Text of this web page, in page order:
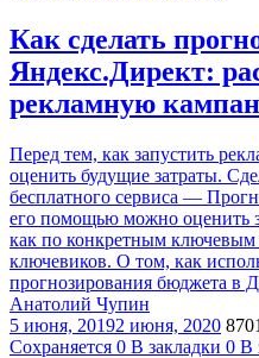
Как сделать
Яндекс.Директ:
рекламную
Перед тем, как запустить
оценить будущие затраты.
бесплатного сервиса —
его помощью можно оценить
как по конкретным ключевым
ключевиков. О том, как
прогнозирования бюджета в
Анатолий Чупин
5 июня, 20192 июня, 2020 8701
Сохраняется 0 В закладки 0 В